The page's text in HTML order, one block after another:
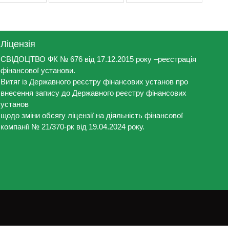
Ліцензія
СВІДОЦТВО ФК № 676 від 17.12.2015 року –реєстрація
фінансової установи.
Витяг із Державного реєстру фінансових установ про
внесення запису до Державного реєстру фінансових
установ
щодо зміни обсягу ліцензії на діяльність фінансової
компанії № 21/370-рк від 19.04.2024 року.